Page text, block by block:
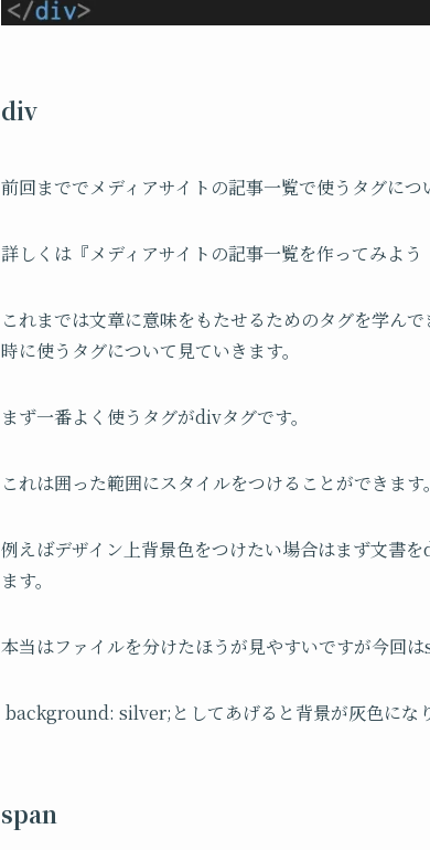
div
前回まででメディアサイトの記事一覧で使うタグにつ
詳しくは『メディアサイトの記事一覧を作ってみよ
これまでは文章に意味をもたせるためのタグを学ん
時に使うタグについて見ていきます。
まず一番よく使うタグがdivタグです。
これは囲った範囲にスタイルをつけることができます。
例えばデザイン上背景色をつけたい場合はまず文書
ます。
本当はファイルを分けたほうが見やすいですが今回は
background: silver;としてあげると背景が灰色になり
span